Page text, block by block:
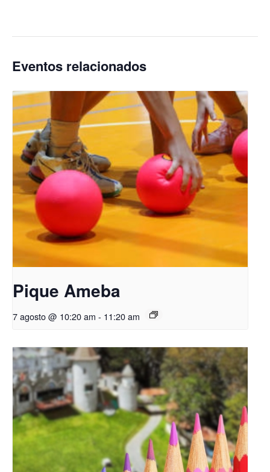
Eventos relacionados
Pique Ameba
7 agosto @ 10:20 am - 11:20 am